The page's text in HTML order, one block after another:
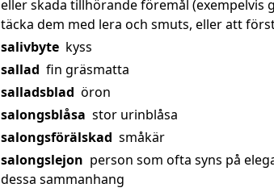
eller skada tillhörande föremål (exempelvis
täcka dem med lera och smuts, eller att
salivbyte kyss
sallad fin gräsmatta
salladsblad öron
salongsblåsa stor urinblåsa
salongsförälskad småkär
salongslejon person som ofta syns på
dessa sammanhang